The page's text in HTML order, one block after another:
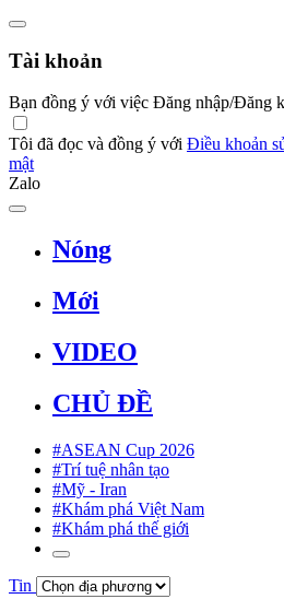
Tài khoản
Bạn đồng ý với việc Đăng nhập/Đăng
Tôi đã đọc và đồng ý với Điều khoản
mật
Zalo
Nóng
Mới
VIDEO
CHỦ ĐỀ
#ASEAN Cup 2026
#Trí tuệ nhân tạo
#Mỹ - Iran
#Khám phá Việt Nam
#Khám phá thế giới
Tin